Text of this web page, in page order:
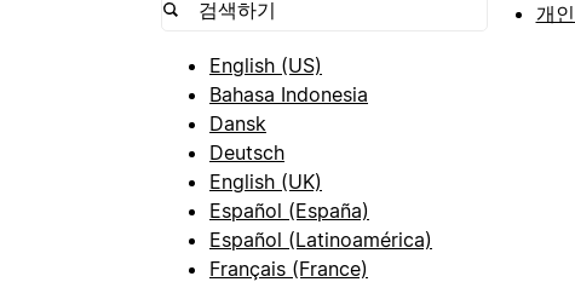
English (US)
Bahasa Indonesia
Dansk
Deutsch
English (UK)
Español (España)
Español (Latinoamérica)
Français (France)
개